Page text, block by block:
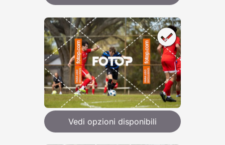
Vedi opzioni disponibili